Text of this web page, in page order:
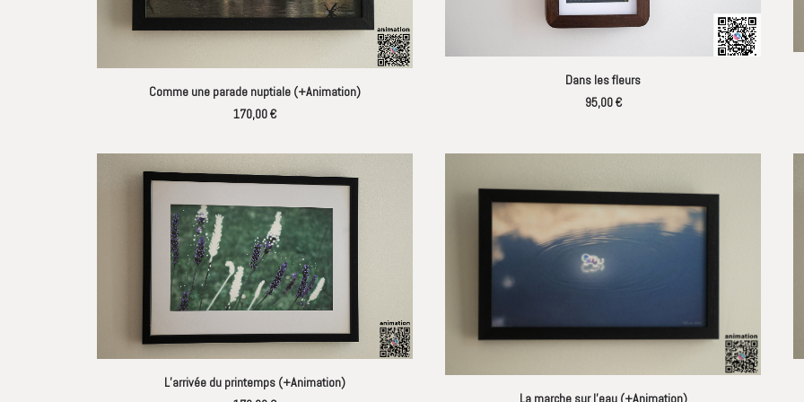
AJOUTER AU PANIER
Comme une parade nuptiale (+Animation)
170,00€
LIRE LA SUITE
Dans les fleurs
95,00€
AJOUTER AU PANIER
L’arrivée du printemps (+Animation)
AJOUTER AU PANIER
La marche sur l’eau (+Animation)